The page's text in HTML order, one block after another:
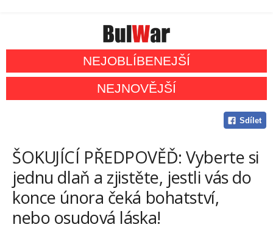
NEJOBLÍBENEJŠÍ
NEJNOVĚJŠÍ
Sdílet
ŠOKUJÍCÍ PŘEDPOVĚĎ: Vyberte si
jednu dlaň a zjistěte, jestli vás do
konce února čeká bohatství,
nebo osudová láska!